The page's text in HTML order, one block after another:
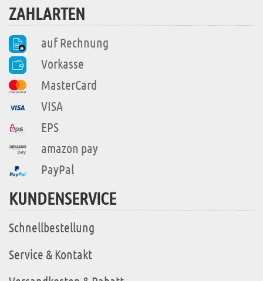
ZAHLARTEN
auf Rechnung
Vorkasse
MasterCard
VISA
EPS
amazon pay
PayPal
KUNDENSERVICE
Schnellbestellung
Service & Kontakt